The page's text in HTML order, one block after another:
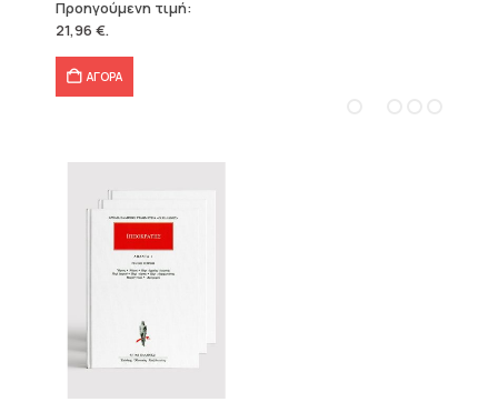
was: τιμή
Προηγούμενη τιμή:
21,96 €.
ΑΓΟΡΑ